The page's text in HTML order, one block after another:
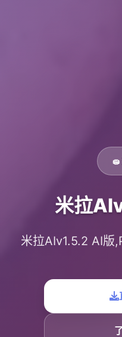
米拉
米拉AIv1.5.2 AI版